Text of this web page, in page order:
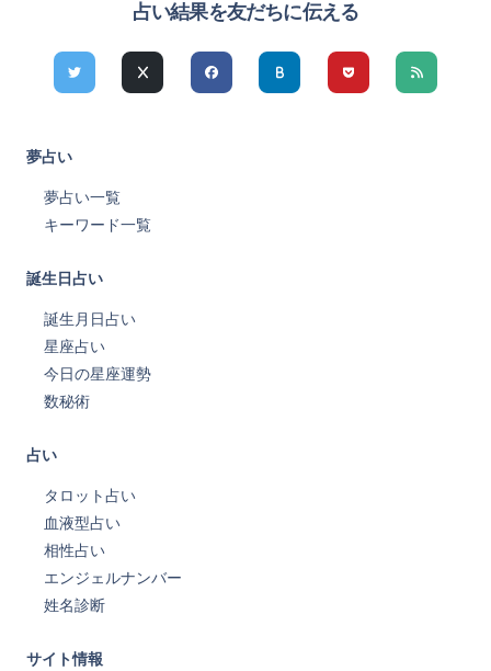
占い結果を友だちに伝える
夢占い
夢占い一覧
キーワード一覧
誕生日占い
誕生月日占い
星座占い
今日の星座運勢
数秘術
占い
タロット占い
血液型占い
相性占い
エンジェルナンバー
姓名診断
サイト情報